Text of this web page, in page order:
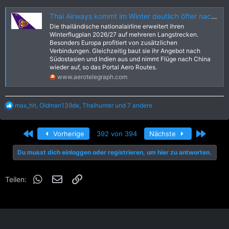
Thai Airways kommt im Winter deutlich öfter nach München und Zürich | aeroTELEGRAPH
Die thailändische nationalairline erweitert ihren
Winterflugplan 2026/27 auf mehreren Langstrecken.
Besonders Europa profitiert von zusätzlichen
Verbindungen. Gleichzeitig baut sie ihr Angebot nach
Südostasien und Indien aus und nimmt Flüge nach China
wieder auf, so das Portal Aero Routes.
www.aerotelegraph.com
R
a
i
o
n
n
max_hh, Oldman139de, Thaihunter und 7 andere
Erste Vorherige 392 von 394 Nächste Letzte
Du musst dich einloggen oder registrieren, um hier zu antworten.
Teilen: WhatsApp
E-Mail